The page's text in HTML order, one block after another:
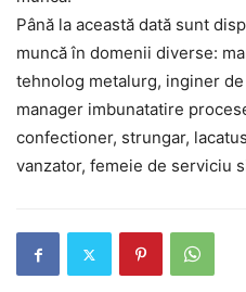
Până la această dată sunt
muncă în domenii diverse:
tehnolog metalurg, inginer
manager imbunatatire
confectioner, strungar,
vanzator, femeie de serviciu